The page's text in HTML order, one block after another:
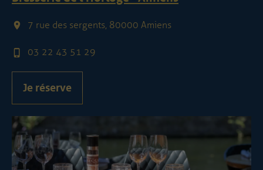
7 rue des sergents, 80000 Amiens
03 22 43 51 29
Je réserve